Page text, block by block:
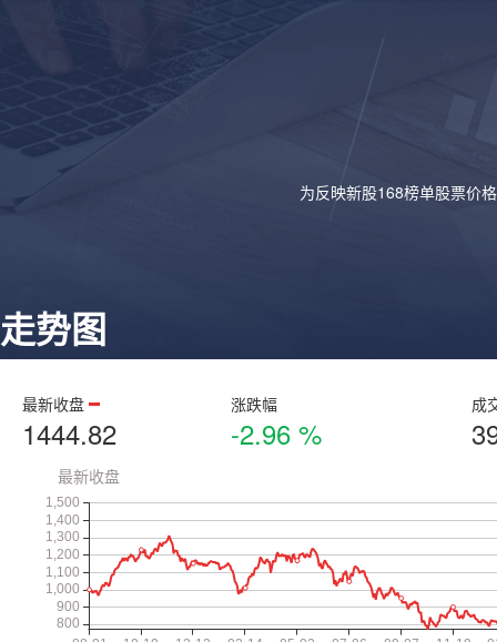
为反映新股168榜单股票价
走势图
最新收盘
1444.82
涨跌幅
-2.96 %
成